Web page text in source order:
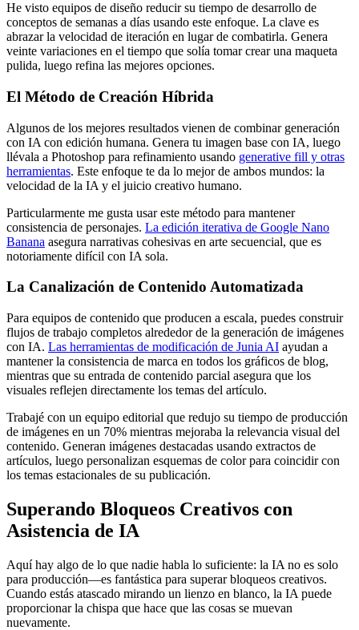
He visto equipos de diseño reducir su tiempo de desarrollo de
conceptos de semanas a días usando este enfoque. La clave es
abrazar la velocidad de iteración en lugar de combatirla. Genera
veinte variaciones en el tiempo que solía tomar crear una maqueta
pulida, luego refina las mejores opciones.
El Método de Creación Híbrida
Algunos de los mejores resultados vienen de combinar generación
con IA con edición humana. Genera tu imagen base con IA, luego
llévala a Photoshop para refinamiento usando generative fill y otras
herramientas. Este enfoque te da lo mejor de ambos mundos: la
velocidad de la IA y el juicio creativo humano.
Particularmente me gusta usar este método para mantener
consistencia de personajes. La edición iterativa de Google Nano
Banana asegura narrativas cohesivas en arte secuencial, que es
notoriamente difícil con IA sola.
La Canalización de Contenido Automatizada
Para equipos de contenido que producen a escala, puedes construir
flujos de trabajo completos alrededor de la generación de imágenes
con IA. Las herramientas de modificación de Junia AI ayudan a
mantener la consistencia de marca en todos los gráficos de blog,
mientras que su entrada de contenido parcial asegura que los
visuales reflejen directamente los temas del artículo.
Trabajé con un equipo editorial que redujo su tiempo de producción
de imágenes en un 70% mientras mejoraba la relevancia visual del
contenido. Generan imágenes destacadas usando extractos de
artículos, luego personalizan esquemas de color para coincidir con
los temas estacionales de su publicación.
Superando Bloqueos Creativos con
Asistencia de IA
Aquí hay algo de lo que nadie habla lo suficiente: la IA no es solo
para producción—es fantástica para superar bloqueos creativos.
Cuando estás atascado mirando un lienzo en blanco, la IA puede
proporcionar la chispa que hace que las cosas se muevan
nuevamente.